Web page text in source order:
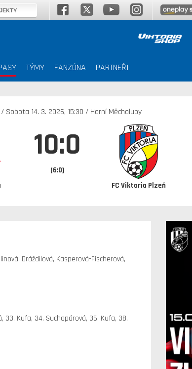
TÝMY FANZÓNA PARTNEŘI
/ Sobota 14. 3. 2026, 15:30 / Horní Měcholupy
10:0
(6:0)
FC Viktoria Plzeň
Dráždilová, Kasperová-Fischerová,
33. Kufa, 34. Suchopárová, 36. Kufa, 38.